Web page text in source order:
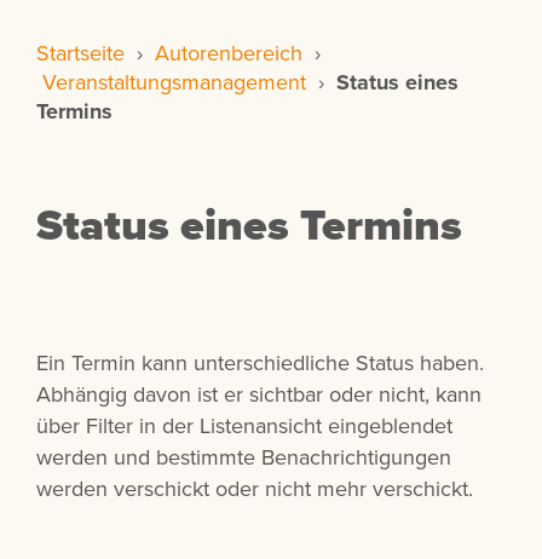
Startseite › Autorenbereich ›
Veranstaltungsmanagement › Status eines
Termins
Status eines Termins
Ein Termin kann unterschiedliche Status haben.
Abhängig davon ist er sichtbar oder nicht, kann
über Filter in der Listenansicht eingeblendet
werden und bestimmte Benachrichtigungen
werden verschickt oder nicht mehr verschickt.